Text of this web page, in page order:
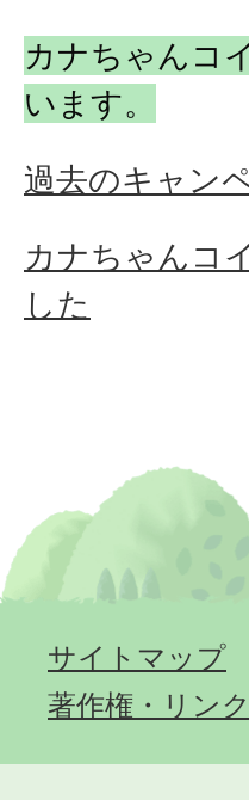
カナちゃんコ
います。
過去のキャン
カナちゃんコ
した
サイトマップ
著作権・リンク